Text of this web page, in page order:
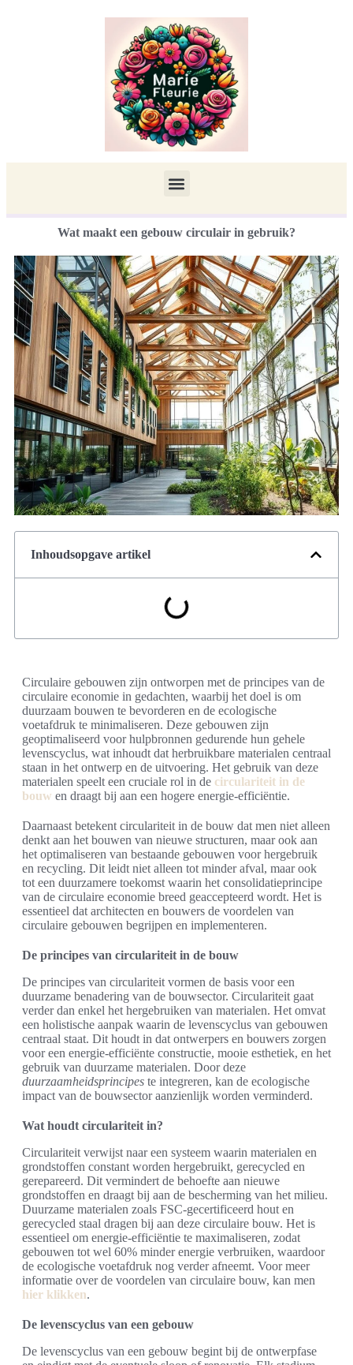
Wat maakt een gebouw circulair in gebruik?
Inhoudsopgave artikel
Circulaire gebouwen zijn ontworpen met de principes van de
circulaire economie in gedachten, waarbij het doel is om
duurzaam bouwen te bevorderen en de ecologische
voetafdruk te minimaliseren. Deze gebouwen zijn
geoptimaliseerd voor hulpbronnen gedurende hun gehele
levenscyclus, wat inhoudt dat herbruikbare materialen centraal
staan in het ontwerp en de uitvoering. Het gebruik van deze
materialen speelt een cruciale rol in de circulariteit in de
bouw en draagt bij aan een hogere energie-efficiëntie.
Daarnaast betekent circulariteit in de bouw dat men niet alleen
denkt aan het bouwen van nieuwe structuren, maar ook aan
het optimaliseren van bestaande gebouwen voor hergebruik
en recycling. Dit leidt niet alleen tot minder afval, maar ook
tot een duurzamere toekomst waarin het consolidatieprincipe
van de circulaire economie breed geaccepteerd wordt. Het is
essentieel dat architecten en bouwers de voordelen van
circulaire gebouwen begrijpen en implementeren.
De principes van circulariteit in de bouw
De principes van circulariteit vormen de basis voor een
duurzame benadering van de bouwsector. Circulariteit gaat
verder dan enkel het hergebruiken van materialen. Het omvat
een holistische aanpak waarin de levenscyclus van gebouwen
centraal staat. Dit houdt in dat ontwerpers en bouwers zorgen
voor een energie-efficiënte constructie, mooie esthetiek, en het
gebruik van duurzame materialen. Door deze
duurzaamheidsprincipes te integreren, kan de ecologische
impact van de bouwsector aanzienlijk worden verminderd.
Wat houdt circulariteit in?
Circulariteit verwijst naar een systeem waarin materialen en
grondstoffen constant worden hergebruikt, gerecycled en
gerepareerd. Dit vermindert de behoefte aan nieuwe
grondstoffen en draagt bij aan de bescherming van het milieu.
Duurzame materialen zoals FSC-gecertificeerd hout en
gerecycled staal dragen bij aan deze circulaire bouw. Het is
essentieel om energie-efficiëntie te maximaliseren, zodat
gebouwen tot wel 60% minder energie verbruiken, waardoor
de ecologische voetafdruk nog verder afneemt. Voor meer
informatie over de voordelen van circulaire bouw, kan men
hier klikken.
De levenscyclus van een gebouw
De levenscyclus van een gebouw begint bij de ontwerpfase